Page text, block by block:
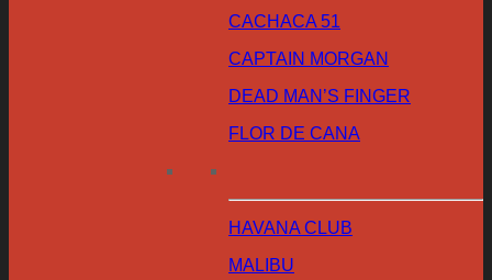
CACHACA 51
CAPTAIN MORGAN
DEAD MAN’S FINGER
FLOR DE CANA
HAVANA CLUB
MALIBU